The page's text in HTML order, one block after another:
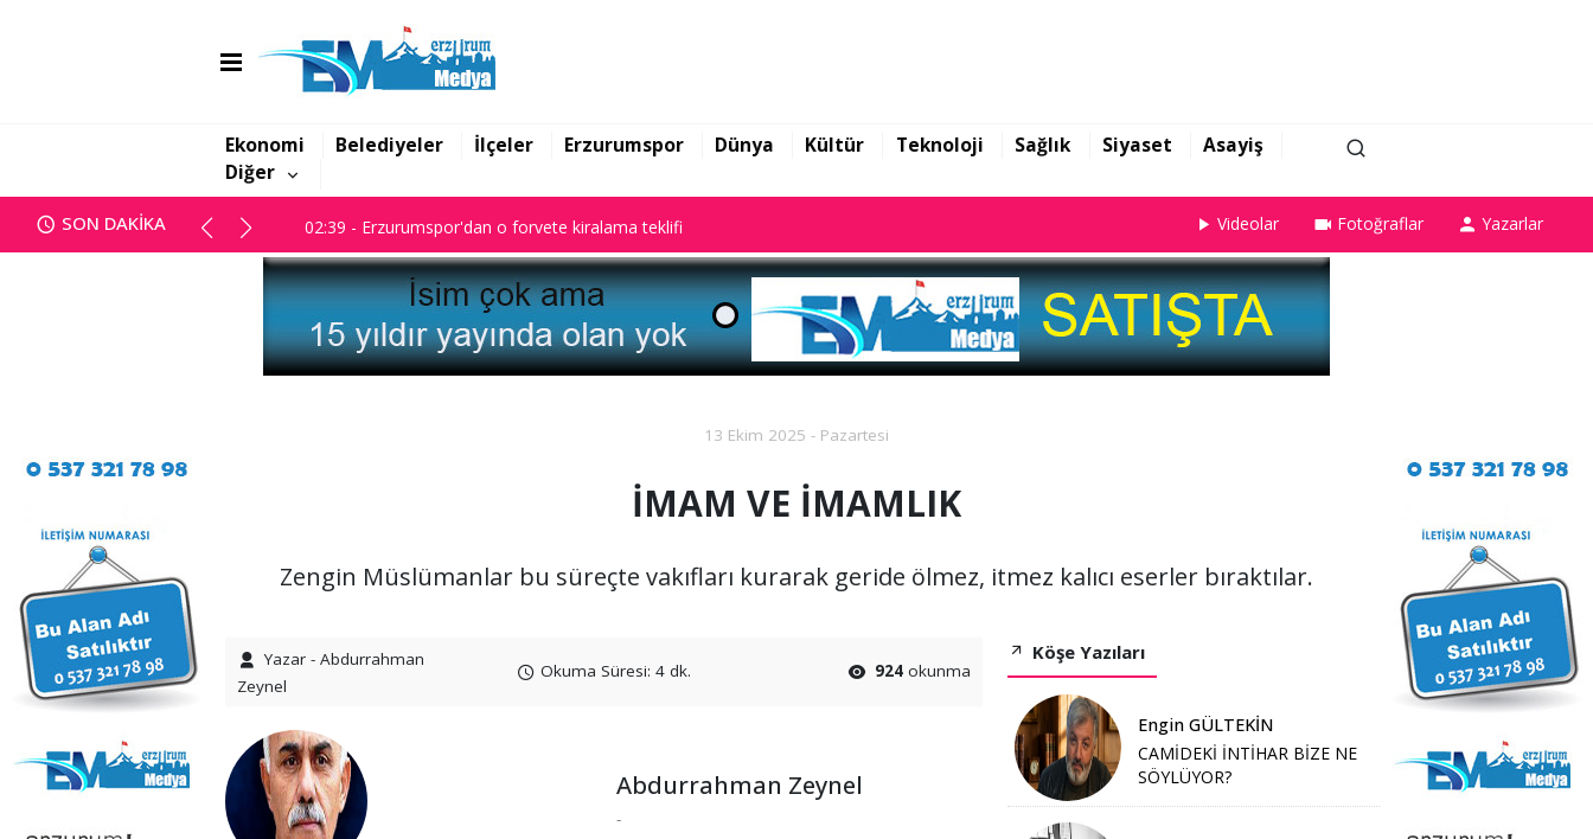
Ekonomi Belediyeler İlçeler Erzurumspor Dünya Kültür Teknoloji Sağlık Siyaset
Asayiş
Diğer
SON DAKİKA
01:47 - Erzurum BB Meclisi kararları ile gündem oldu
02:39 - Erzurumspor'dan o forvete kiralama teklifi
02:39 - Erzurumspor'dan o forvete kiralama teklifi Videolar Fotoğraflar Yazarlar
13 Ekim 2025 - Pazartesi
İMAM VE İMAMLIK
Zengin Müslümanlar bu süreçte vakıfları kurarak geride ölmez, itmez kalıcı eserler bıraktılar.
Yazar - Abdurrahman
Zeynel
Okuma Süresi: 4 dk. 924 okunma
Abdurrahman Zeynel
-
Köşe Yazıları
Engin GÜLTEKİN
CAMİDEKİ İNTİHAR BİZE NE
SÖYLÜYOR?